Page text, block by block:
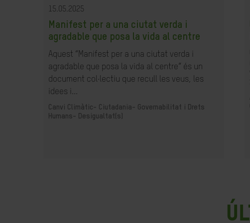
15.05.2025
Manifest per a una ciutat verda i
agradable que posa la vida al centre
Aquest “Manifest per a una ciutat verda i
agradable que posa la vida al centre” és un
document col·lectiu que recull les veus, les
idees i...
Canvi Climàtic- Ciutadania- Governabilitat i Drets
Humans- Desigualtat(s)